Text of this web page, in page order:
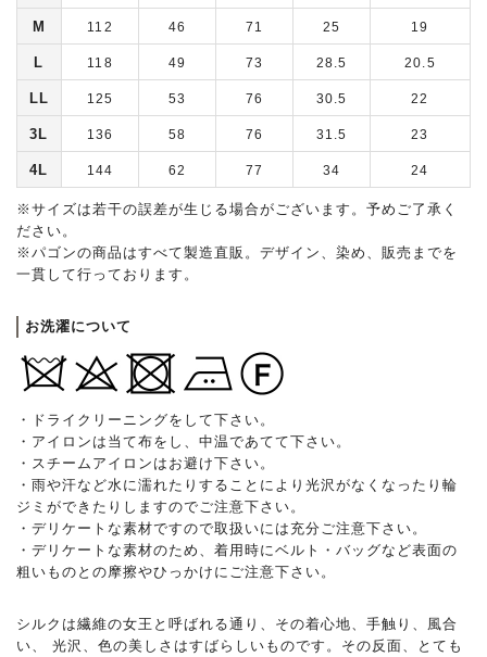
M 112 46 71 25 19
L 118 49 73 28.5 20.5
LL 125 53 76 30.5 22
3L 136 58 76 31.5 23
4L 144 62 77 34 24
※サイズは若干の誤差が生じる場合がございます。予めご了承く
ださい。
※パゴンの商品はすべて製造直販。デザイン、染め、販売までを
一貫して行っております。
お洗濯について
・ドライクリーニングをして下さい。
・アイロンは当て布をし、中温であてて下さい。
・スチームアイロンはお避け下さい。
・雨や汗など水に濡れたりすることにより光沢がなくなったり輪
ジミができたりしますのでご注意下さい。
・デリケートな素材ですので取扱いには充分ご注意下さい。
・デリケートな素材のため、着用時にベルト・バッグなど表面の
粗いものとの摩擦やひっかけにご注意下さい。
シルクは繊維の女王と呼ばれる通り、その着心地、手触り、風合
い、 光沢、色の美しさはすばらしいものです。その反面、とても